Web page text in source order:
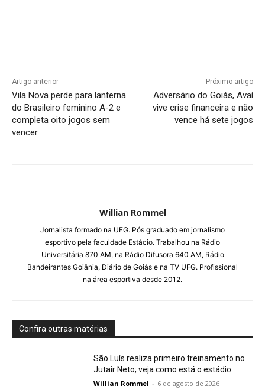
Artigo anterior
Vila Nova perde para lanterna
do Brasileiro feminino A-2 e
completa oito jogos sem
vencer
Próximo artigo
Adversário do Goiás, Avaí
vive crise financeira e não
vence há sete jogos
Willian Rommel
Jornalista formado na UFG. Pós graduado em jornalismo
esportivo pela faculdade Estácio. Trabalhou na Rádio
Universitária 870 AM, na Rádio Difusora 640 AM, Rádio
Bandeirantes Goiânia, Diário de Goiás e na TV UFG. Profissional
na área esportiva desde 2012.
Confira outras matérias
São Luís realiza primeiro treinamento no
Jutair Neto; veja como está o estádio
Willian Rommel - 6 de agosto de 2026